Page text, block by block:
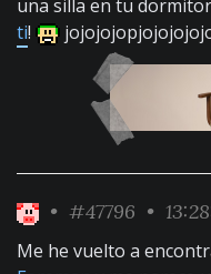
una silla en tu
ti!
• #47796 •
Me he vuelto a